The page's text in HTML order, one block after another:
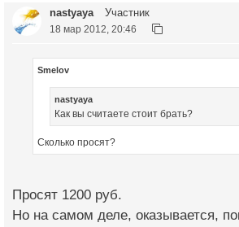
nastyaya Участник
18 мар 2012, 20:46
Smelov
nastyaya
Как вы считаете стоит брать?
Сколько просят?
Просят 1200 руб.
Но на самом деле, оказывается,